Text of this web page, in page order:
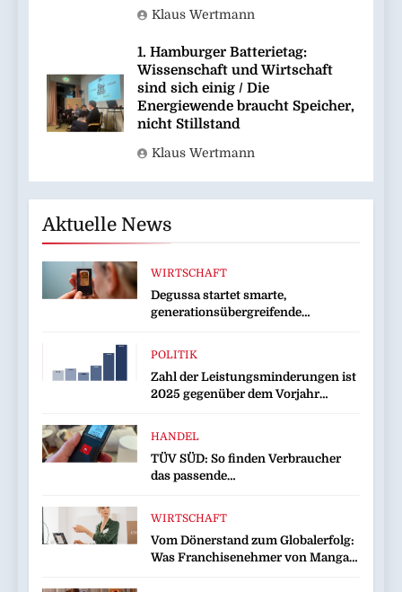
Klaus Wertmann
1. Hamburger Batterietag:
Wissenschaft und Wirtschaft
sind sich einig / Die
Energiewende braucht Speicher,
nicht Stillstand
Klaus Wertmann
Aktuelle News
WIRTSCHAFT
Degussa startet smarte,
generationsübergreifende
POLITIK
Zahl der Leistungsminderungen ist
2025 gegenüber dem Vorjahr
HANDEL
TÜV SÜD: So finden Verbraucher
das passende
WIRTSCHAFT
Vom Dönerstand zum Globalerfolg:
Was Franchisenehmer von Mangal